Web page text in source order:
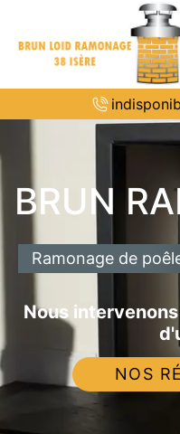
BRUN
Ramonage de
Nous
NOS